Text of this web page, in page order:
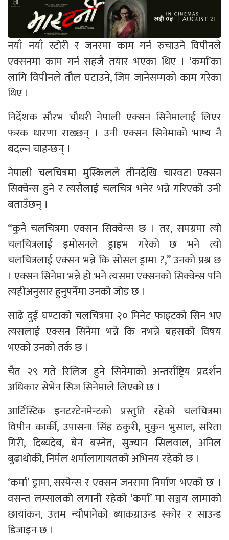
नयाँ नयाँ स्टोरी र जनरमा काम गर्न रुचाउने विपीनले
एक्सनमा काम गर्न सहजै तयार भएका थिए । ‘कर्मा’का
लागि विपीनले तौल घटाउने, जिम जानेसम्मको काम गरेका
थिए ।
निर्देशक सौरभ चौधरी नेपाली एक्सन सिनेमालाई लिएर
फरक धारणा राख्छन् । उनी एक्सन सिनेमाको भाष्य नै
बदल्न चाहन्छन् ।
नेपाली चलचित्रमा मुस्किलले तीनदेखि चारवटा एक्सन
सिक्वेन्स हुने र त्यसैलाई चलचित्र भनेर भन्ने गरिएको उनी
बताउँछन् ।
“कुनै चलचित्रमा एक्सन सिक्वेन्स छ । तर, समग्रमा त्यो
चलचित्रलाई इमोसनले ड्राइभ गरेको छ भने त्यो
चलचित्रलाई एक्सन भन्ने कि सोसल ड्रामा ?,” उनको प्रश्न छ
। एक्सन सिनेमा भन्ने हो भने त्यसमा एक्सनको सिक्वेन्स पनि
त्यहीअनुसार हुनुपर्नेमा उनको जोड छ ।
साढे दुई घण्टाको चलचित्रमा २० मिनेट फाइटको सिन भए
त्यसलाई एक्सन सिनेमा भन्ने कि नभन्ने बहसको विषय
भएको उनको तर्क छ ।
चैत २९ गते रिलिज हुने सिनेमाको अन्तर्राष्ट्रिय प्रदर्शन
अधिकार सेभेन सिज सिनेमाले लिएको छ ।
आर्टिस्टिक इनटरटेनमेन्टको प्रस्तुति रहेको चलचित्रमा
विपीन कार्की, उपासना सिंह ठकुरी, मुकुन भुसाल, सरिता
गिरी, दिब्यदेब, बेन बस्नेत, सुज्यान सिलवाल, अनिल
बुढाथोकी, निर्मल शर्मालागायतको अभिनय रहेको छ ।
‘कर्मा’ ड्रामा, सस्पेन्स र एक्सन जनरामा निर्माण भएको छ ।
वसन्त लम्सालको लगानी रहेको ‘कर्मा’ मा सञ्जय लामाको
छायांकन, उत्तम न्यौपानेको ब्याकग्राउन्ड स्कोर र साउन्ड
डिजाइन छ ।